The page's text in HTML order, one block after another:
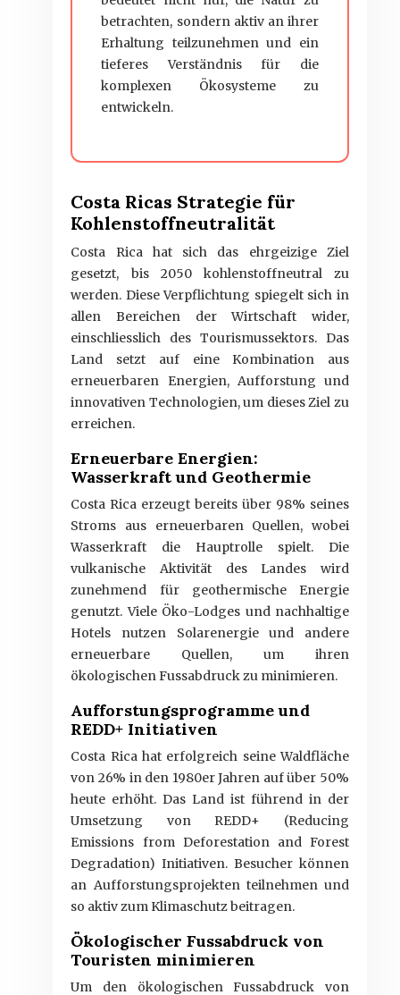
betrachten, sondern aktiv an ihrer
Erhaltung teilzunehmen und ein
tieferes Verständnis für die
komplexen Ökosysteme zu
entwickeln.
Costa Ricas Strategie für
Kohlenstoffneutralität
Costa Rica hat sich das ehrgeizige Ziel
gesetzt, bis 2050 kohlenstoffneutral zu
werden. Diese Verpflichtung spiegelt sich in
allen Bereichen der Wirtschaft wider,
einschliesslich des Tourismussektors. Das
Land setzt auf eine Kombination aus
erneuerbaren Energien, Aufforstung und
innovativen Technologien, um dieses Ziel zu
erreichen.
Erneuerbare Energien:
Wasserkraft und Geothermie
Costa Rica erzeugt bereits über 98% seines
Stroms aus erneuerbaren Quellen, wobei
Wasserkraft die Hauptrolle spielt. Die
vulkanische Aktivität des Landes wird
zunehmend für geothermische Energie
genutzt. Viele Öko-Lodges und nachhaltige
Hotels nutzen Solarenergie und andere
erneuerbare Quellen, um ihren
ökologischen Fussabdruck zu minimieren.
Aufforstungsprogramme und
REDD+ Initiativen
Costa Rica hat erfolgreich seine Waldfläche
von 26% in den 1980er Jahren auf über 50%
heute erhöht. Das Land ist führend in der
Umsetzung von REDD+ (Reducing
Emissions from Deforestation and Forest
Degradation) Initiativen. Besucher können
an Aufforstungsprojekten teilnehmen und
so aktiv zum Klimaschutz beitragen.
Ökologischer Fussabdruck von
Touristen minimieren
Um den ökologischen Fussabdruck von